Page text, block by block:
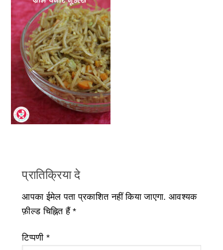
प्रातिक्रिया दे
आपका ईमेल पता प्रकाशित नहीं किया जाएगा. आवश्यक
फ़ील्ड चिह्नित हैं*
टिप्पणी *